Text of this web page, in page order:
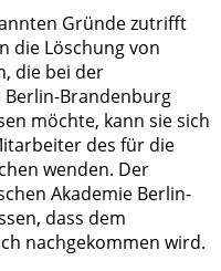
Gründe zutrifft
die Löschung von
die bei der
Berlin-Brandenburg
möchte, kann sie sich
des für die
wenden. Der
Akademie Berlin-
dass dem
nachgekommen wird.